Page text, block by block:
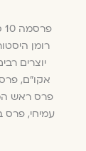
רומן
יוצרים
אקו"ם,
פרס ראש
עמיחי, פרס